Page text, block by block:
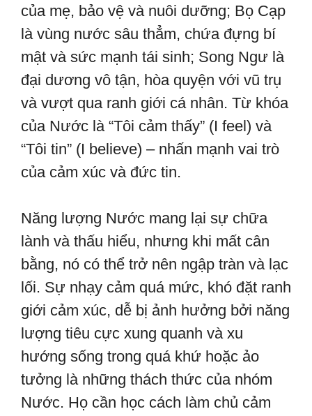
của mẹ, bảo vệ và nuôi dưỡng; Bọ Cạp
là vùng nước sâu thẳm, chứa đựng bí
mật và sức mạnh tái sinh; Song Ngư là
đại dương vô tận, hòa quyện với vũ trụ
và vượt qua ranh giới cá nhân. Từ khóa
của Nước là “Tôi cảm thấy” (I feel) và
“Tôi tin” (I believe) – nhấn mạnh vai trò
của cảm xúc và đức tin.
Năng lượng Nước mang lại sự chữa
lành và thấu hiểu, nhưng khi mất cân
bằng, nó có thể trở nên ngập tràn và lạc
lối. Sự nhạy cảm quá mức, khó đặt ranh
giới cảm xúc, dễ bị ảnh hưởng bởi năng
lượng tiêu cực xung quanh và xu
hướng sống trong quá khứ hoặc ảo
tưởng là những thách thức của nhóm
Nước. Họ cần học cách làm chủ cảm